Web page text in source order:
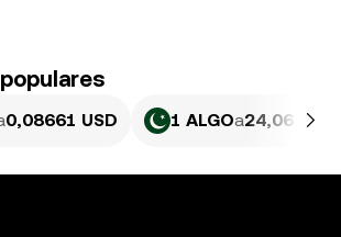
0,08661 USD 1 ALGOa24,06 PKR